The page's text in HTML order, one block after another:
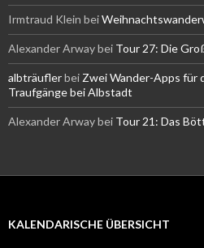
Irmtraud Klein bei
Alexander Arwaybei Tour 27: Die
albträuflerbei Zwei Wander-Apps für
Traufgänge bei Albstadt
Alexander Arwaybei Tour 21: Das
KALENDARISCHE ÜBERSICHT